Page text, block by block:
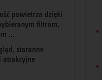
powietrza dzięki
filtrom,
...
staranne
atrakcyjne